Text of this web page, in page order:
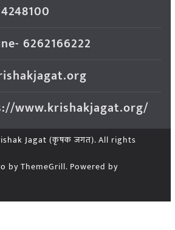
6262166222
www.krishakjagat.org/
Jagat (कृषक जगत). All rights
by ThemeGrill. Powered by